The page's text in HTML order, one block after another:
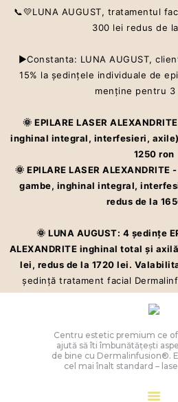
📞💛LUNA AUGUST, tratamentul
300 lei redus de
▶Constanta: LUNA AUGUST,
15% la şedinţele individuale de
menţine pentru 3
🌞 EPILARE LASER
inghinal integral, interfesieri,
1250 ron
🌞 EPILARE LASER
gambe, inghinal integral,
redus de la
🌞 LUNA AUGUST: 4 şedinţe
ALEXANDRITE inghinal total şi
lei, redus de la 1720 lei.
şedinţă tratament facial
Centru estetic premium ce
ajută să îti îmbunătățești
de bine cu Dermalinfusion®️.
cel mai înalt standard –
Centru estetic premium ce oferă servicii
aspectul pielii și starea de bine cu
la cel mai înalt standard –